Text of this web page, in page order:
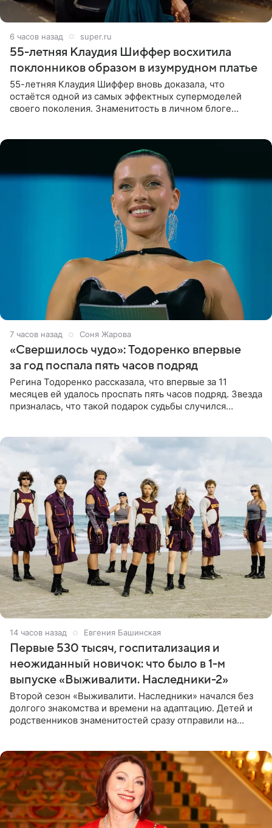
6 часов назад super.ru
55-летняя Клаудия Шиффер восхитила
поклонников образом в изумрудном платье
55-летняя Клаудия Шиффер вновь доказала, что
остаётся одной из самых эффектных супермоделей
своего поколения. Знаменитость в личном блоге
7 часов назад Соня Жарова
«Свершилось чудо»: Тодоренко впервые
за год поспала пять часов подряд
Регина Тодоренко рассказала, что впервые за 11
месяцев ей удалось проспать пять часов подряд. Звезда
призналась, что такой подарок судьбы случился
14 часов назад Евгения Башинская
Первые 530 тысяч, госпитализация и
неожиданный новичок: что было в 1-м
выпуске «Выживалити. Наследники-2»
Второй сезон «Выживалити. Наследники» начался без
долгого знакомства и времени на адаптацию. Детей и
родственников знаменитостей сразу отправили на